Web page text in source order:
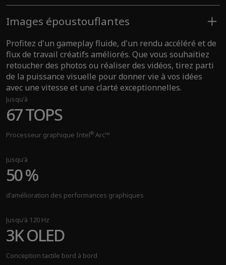
Vos applications préférées fonctionnent plus
rapidement et plus intelligemment, tandis que la
sécurité au niveau matériel protège vos données sans
vous entraver. Connectez-vous d'un simple coup d'œil ou
d'un seul geste pour profiter d'un nouveau niveau de
productivité qui amplifie votre potentiel.
Jusqu'à
Jusqu'au processeur
Intel®Core™ Ultra 9
(série 2)
Jusqu'à
48 TOPS
de NPU boosté par la performance de l'IA
Jusqu'à
120 TOPS
de performances d'IA sur l'appareil
Images époustouflantes
Profitez d'un gameplay fluide, d'un rendu accéléré et de
flux de travail créatifs améliorés. Que vous souhaitiez
retoucher des photos ou réaliser des vidéos, tirez parti
de la puissance visuelle pour donner vie à vos idées
avec une vitesse et une clarté exceptionnelles.
Jusqu'à
67 TOPS
Processeur graphique Intel® Arc™
Jusqu'à
50 %
d'amélioration des performances graphiques
Jusqu'à 120 Hz
3K OLED
Conception tactile bord à bord